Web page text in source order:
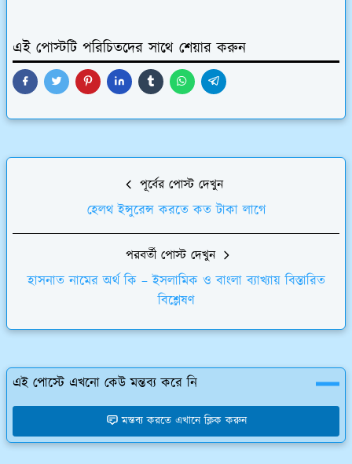
এই পোস্টটি পরিচিতদের সাথে শেয়ার করুন
পূর্বের পোস্ট দেখুন
হেলথ ইন্সুরেন্স করতে কত টাকা লাগে
পরবর্তী পোস্ট দেখুন
হাসনাত নামের অর্থ কি – ইসলামিক ও বাংলা ব্যাখ্যায় বিস্তারিত
বিশ্লেষণ
এই পোস্টে এখনো কেউ মন্তব্য করে নি
মন্তব্য করতে এখানে ক্লিক করুন